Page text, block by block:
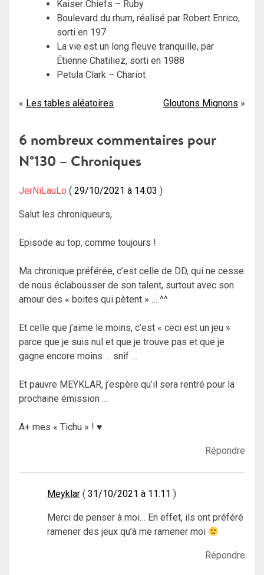
Kaiser Chiefs – Ruby
Boulevard du rhum, réalisé par Robert Enrico,
sorti en 197
La vie est un long fleuve tranquille, par
Étienne Chatiliez, sorti en 1988
Petula Clark – Chariot
Navigation
l’article
Les tables aléatoires Gloutons Mignons
6 nombreux commentaires pour
N°130 – Chroniques
JerNiLauLo 29/10/2021 à 14:03
Salut les chroniqueurs,
Episode au top, comme toujours !
Ma chronique préférée, c’est celle de DD, qui ne cesse
de nous éclabousser de son talent, surtout avec son
amour des « boites qui pètent » … ^^
Et celle que j’aime le moins, c’est « ceci est un jeu »
parce que je suis nul et que je trouve pas et que je
gagne encore moins … snif …
Et pauvre MEYKLAR, j’espère qu’il sera rentré pour la
prochaine émission …
A+ mes « Tichu » ! ♥
Répondre
Meyklar 31/10/2021 à 11:11
Merci de penser à moi… En effet, ils ont préféré
ramener des jeux qu’à me ramener moi
Répondre